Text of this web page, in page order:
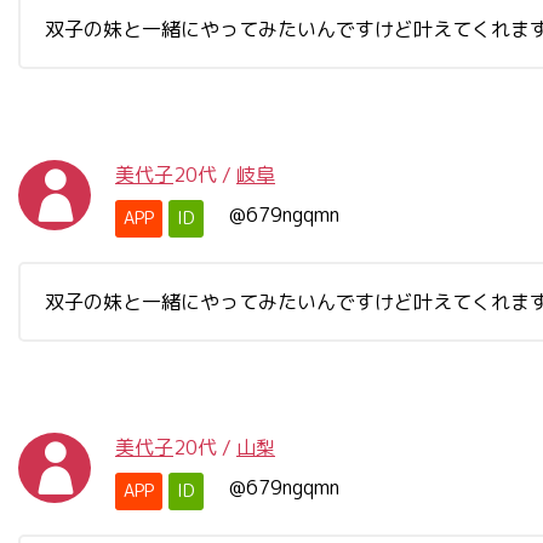
双子の妹と一緒にやってみたいんですけど叶えてくれま
美代子20代 / 岐阜
APP ID @679ngqmn
双子の妹と一緒にやってみたいんですけど叶えてくれま
美代子20代 / 山梨
APP ID @679ngqmn